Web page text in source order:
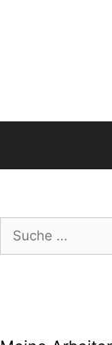
Suche
nach: